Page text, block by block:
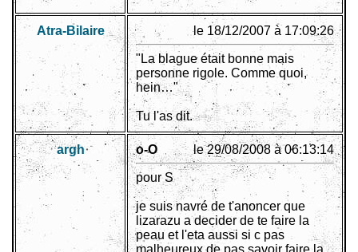
Atra-Bilaire le 18/12/2007 à 17:09:26
"La blague était bonne mais
personne rigole. Comme quoi,
hein…"
Tu l'as dit.
argh o-O le 29/08/2008 à 06:13:14
pour S
je suis navré de t'anoncer que
lizarazu a decider de te faire la
peau et l'eta aussi si c pas